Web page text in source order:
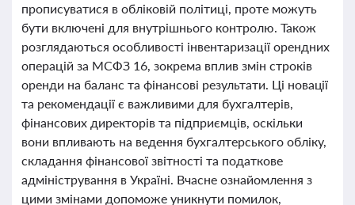
прописуватися в обліковій політиці, проте можуть
бути включені для внутрішнього контролю. Також
розглядаються особливості інвентаризації орендних
операцій за МСФЗ 16, зокрема вплив змін строків
оренди на баланс та фінансові результати. Ці новації
та рекомендації є важливими для бухгалтерів,
фінансових директорів та підприємців, оскільки
вони впливають на ведення бухгалтерського обліку,
складання фінансової звітності та податкове
адміністрування в Україні. Вчасне ознайомлення з
цими змінами допоможе уникнути помилок,